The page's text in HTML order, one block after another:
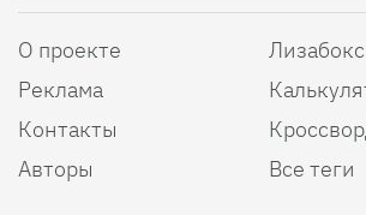
О проекте
Реклама
Контакты
Авторы
Лизабокс
Все теги